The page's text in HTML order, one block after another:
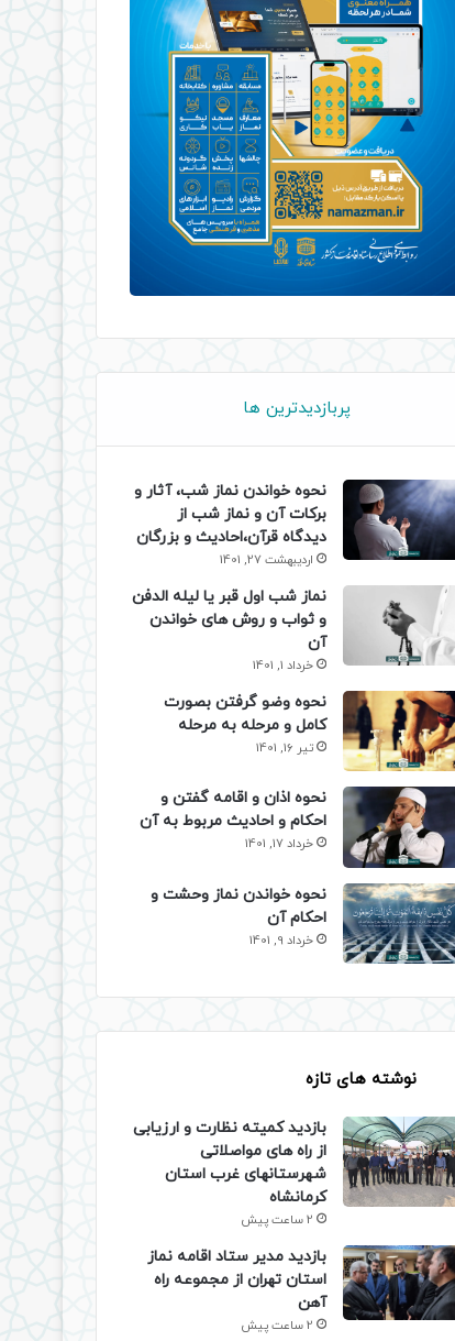
پربازدیدترین ها
نحوه خواندن نماز شب، آثار و
برکات آن و نماز شب از
دیدگاه قرآن،احادیث و بزرگان
اردیبهشت 27, 1401
نماز شب اول قبر یا لیله الدفن
و ثواب و روش های خواندن
آن
خرداد 1, 1401
نحوه وضو گرفتن بصورت
کامل و مرحله به مرحله
تیر 16, 1401
نحوه اذان و اقامه گفتن و
احکام و احادیث مربوط به آن
خرداد 17, 1401
نحوه خواندن نماز وحشت و
احکام آن
خرداد 9, 1401
نوشته های تازه
بازدید کمیته نظارت و ارزیابی
از راه های مواصلاتی
شهرستانهای غرب استان
کرمانشاه
2 ساعت پیش
بازدید مدیر ستاد اقامه نماز
استان تهران از مجموعه راه
آهن
2 ساعت پیش